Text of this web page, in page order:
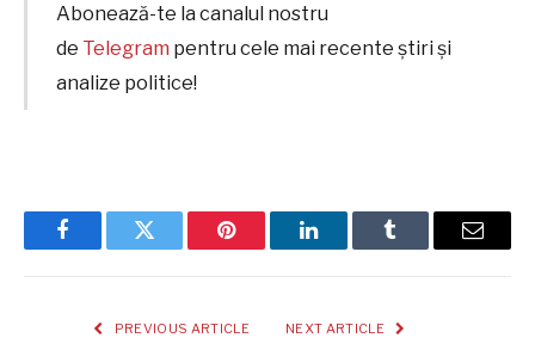
Abonează-te la canalul nostru
de Telegram pentru cele mai recente știri și
analize politice!
FacebookTwitter Pinterest LinkedInTumblr Email
PREVIOUS ARTICLE NEXT ARTICLE